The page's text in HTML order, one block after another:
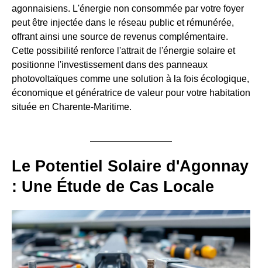
agonnaisiens. L'énergie non consommée par votre foyer
peut être injectée dans le réseau public et rémunérée,
offrant ainsi une source de revenus complémentaire.
Cette possibilité renforce l'attrait de l'énergie solaire et
positionne l'investissement dans des panneaux
photovoltaïques comme une solution à la fois écologique,
économique et génératrice de valeur pour votre habitation
située en Charente-Maritime.
Le Potentiel Solaire d'Agonnay
: Une Étude de Cas Locale